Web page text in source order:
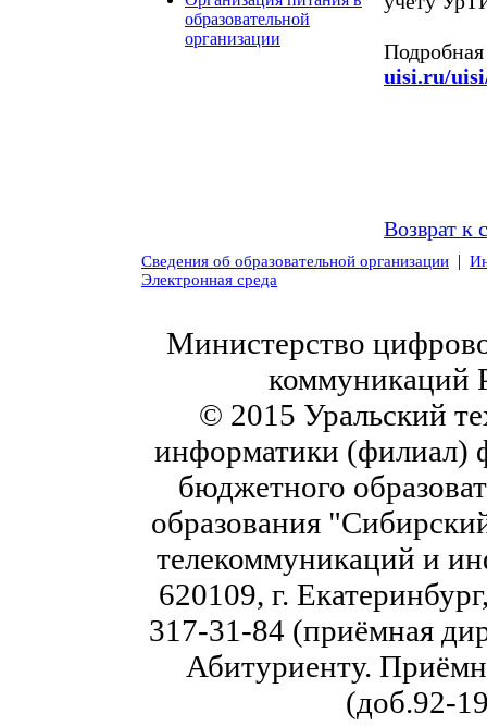
образовательной
организации
uisi.ru/
Возврат к
Сведения об образовательной организации |
Электронная среда
Министерство
коммуникаций
© 2015 Уральский
информатики (филиал)
бюджетного
образования
телекоммуникаций и
620109, г.
317-31-84 (приёмная
Абитуриенту.
(доб.92-